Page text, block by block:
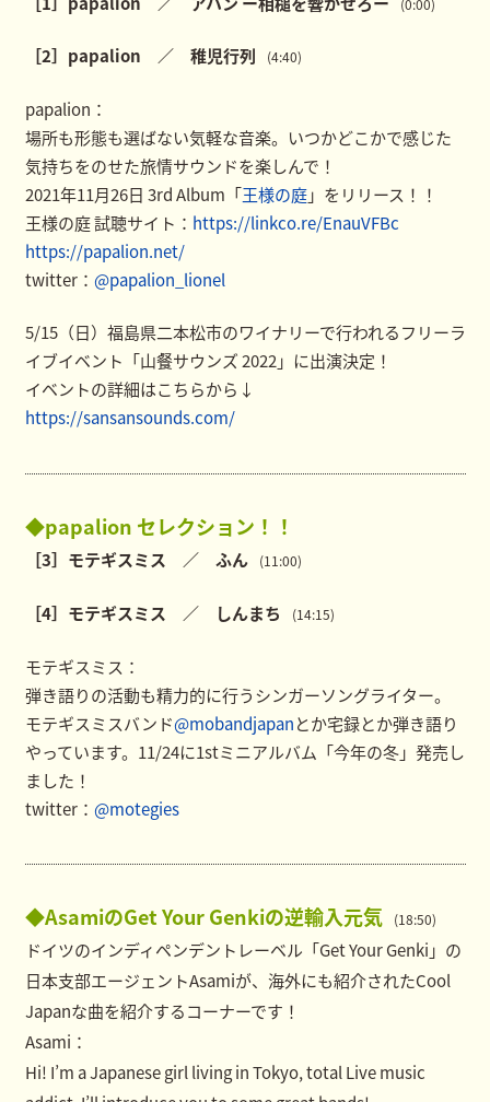
(0:00)
［2］papalion ／ 稚児行列 (4:40)
papalion：
場所も形態も選ばない気軽な音楽。いつかどこかで感じた
気持ちをのせた旅情サウンドを楽しんで！
2021年11月26日 3rd Album「王様の庭」をリリース！！
王様の庭 試聴サイト： https://linkco.re/EnauVFBc
https://papalion.net/
twitter： @papalion_lionel
5/15（日）福島県二本松市のワイナリーで行われるフリーラ
イブイベント「山餐サウンズ 2022」に出演決定！
イベントの詳細はこちらから↓
https://sansansounds.com/
◆papalion セレクション！！
［3］モテギスミス ／ ふん (11:00)
［4］モテギスミス ／ しんまち (14:15)
モテギスミス：
弾き語りの活動も精力的に行うシンガーソングライター。
モテギスミスバンド@mobandjapanとか宅録とか弾き語り
やっています。11/24に1stミニアルバム「今年の冬」発売し
ました！
twitter： @motegies
◆AsamiのGet Your Genkiの逆輸入元気 (18:50)
ドイツのインディペンデントレーベル「Get Your Genki」の
日本支部エージェントAsamiが、海外にも紹介されたCool
Japanな曲を紹介するコーナーです！
Asami：
Hi! I’m a Japanese girl living in Tokyo, total Live music